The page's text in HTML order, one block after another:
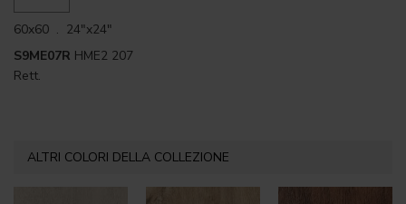
60x60 . 24"x24"
S9ME07R HME2 207
Rett.
ALTRI COLORI DELLA COLLEZIONE